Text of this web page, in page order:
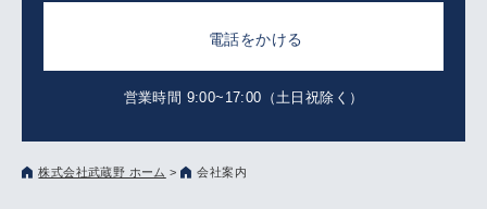
電話をかける
営業時間 9:00~17:00（土日祝除く）
株式会社武蔵野 ホーム > 会社案内